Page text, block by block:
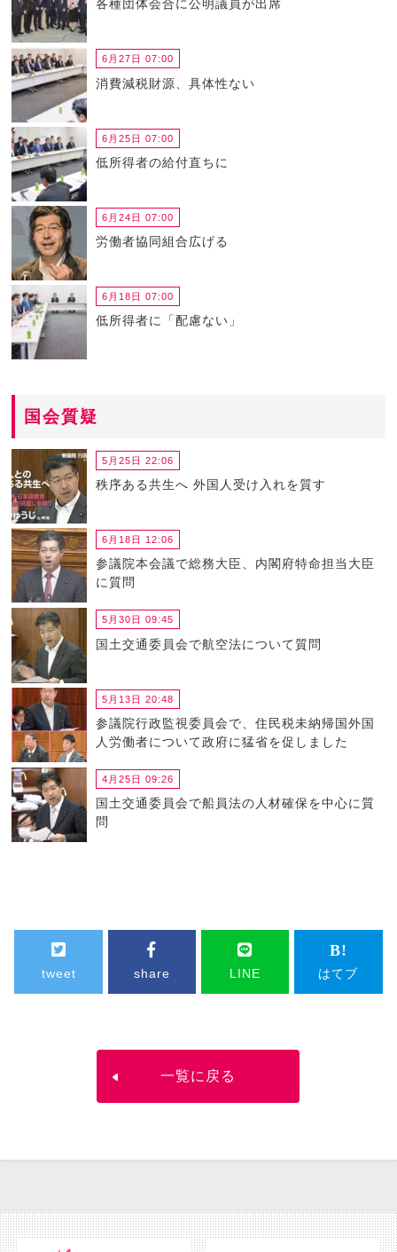
各種団体会合に公明議員が出席
6月27日 07:00
消費減税財源、具体性ない
6月25日 07:00
低所得者の給付直ちに
6月24日 07:00
労働者協同組合広げる
6月18日 07:00
低所得者に「配慮ない」
国会質疑
5月25日 22:06
秩序ある共生へ 外国人受け入れを質す
6月18日 12:06
参議院本会議で総務大臣、内閣府特命担当大臣
に質問
5月30日 09:45
国土交通委員会で航空法について質問
5月13日 20:48
参議院行政監視委員会で、住民税未納帰国外国
人労働者について政府に猛省を促しました
4月25日 09:26
国土交通委員会で船員法の人材確保を中心に質
問
tweet share LINE はてブ
一覧に戻る